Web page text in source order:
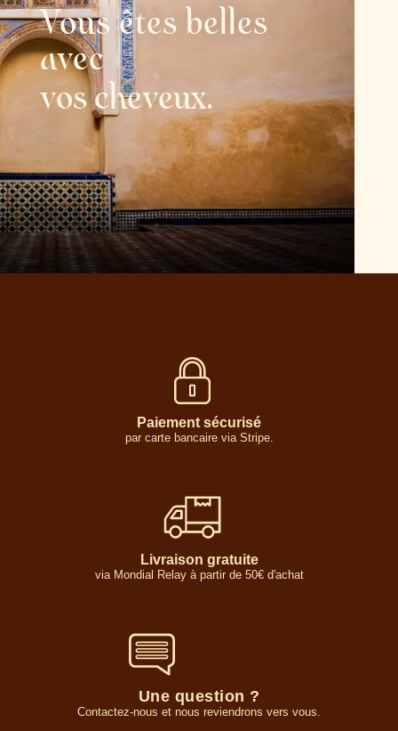
Vous êtes belles
avec
votrehisto
Paiement sécurisé
par carte bancaire via Stripe.
Livraison gratuite
via Mondial Relay à partir de 50€ d'achat
Une question ?
Contactez-nous et nous reviendrons vers vous.